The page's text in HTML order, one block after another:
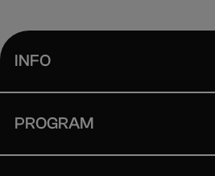
INFO
PROGRAM